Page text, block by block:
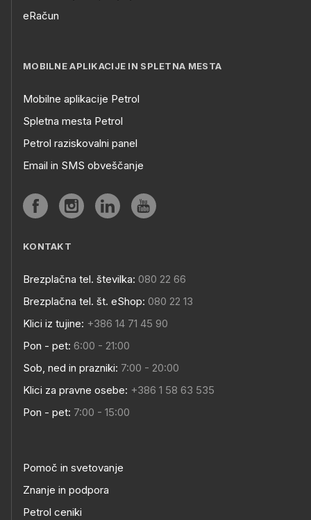
eRačun
MOBILNE APLIKACIJE IN SPLETNA MESTA
Mobilne aplikacije Petrol
Spletna mesta Petrol
Petrol raziskovalni panel
Email in SMS obveščanje
KONTAKT
Brezplačna tel. številka: 080 22 66
Brezplačna tel. št. eShop: 080 22 13
Klici iz tujine: +386 14 71 45 90
Pon - pet: 6:00 - 21:00
Sob, ned in prazniki: 7:00 - 20:00
Klici za pravne osebe: +386 1 58 63 535
Pon - pet: 7:00 - 15:00
Pomoč in svetovanje
Znanje in podpora
Petrol ceniki